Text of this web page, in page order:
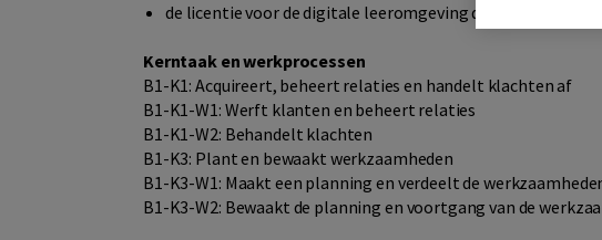
de licentie voor de digitale leeromgeving die toegang
Kerntaak en werkprocessen
B1-K1: Acquireert, beheert relaties en handelt klachten af
B1-K1-W1: Werft klanten en beheert relaties
B1-K1-W2: Behandelt klachten
B1-K3: Plant en bewaakt werkzaamheden
B1-K3-W1: Maakt een planning en verdeelt de
B1-K3-W2: Bewaakt de planning en voortgang van de